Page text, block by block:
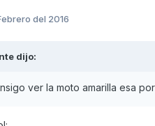
del 2016
dijo:
ver la moto amarilla esa